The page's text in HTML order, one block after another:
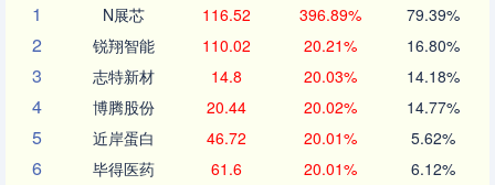
1
N展芯 116.52 396.89% 79.39%
2 锐翔智能 110.02 20.21% 16.80%
3 志特新材 14.8 20.03% 14.18%
4 博腾股份 20.44 20.02% 14.77%
5 近岸蛋白 46.72 20.01% 5.62%
6 毕得医药 61.6 20.01% 6.12%